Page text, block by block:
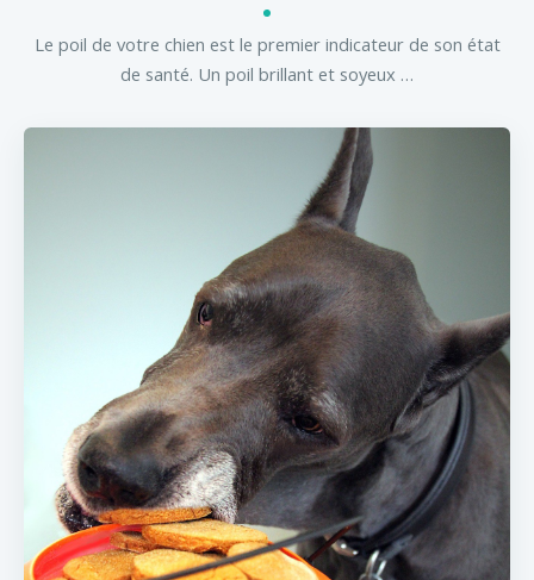
Le poil de votre chien est le premier indicateur de son état
de santé. Un poil brillant et soyeux …